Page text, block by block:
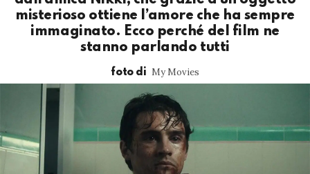
misterioso ottiene l’amore che ha sempre
immaginato. Ecco perché del film ne
stanno parlando tutti
foto di My Movies